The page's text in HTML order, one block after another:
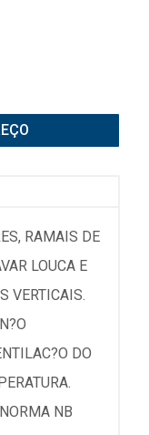
RAMAIS DE
LOUCA E
VERTICAIS.
DO
NB